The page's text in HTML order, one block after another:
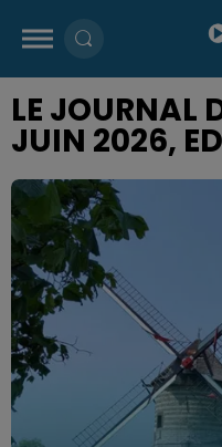
LE JOURNAL
JUIN 2026,